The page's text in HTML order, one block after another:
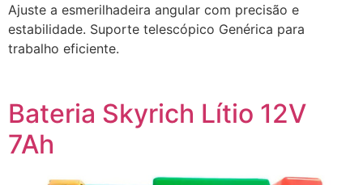
Ajuste a esmerilhadeira angular com precisão e
estabilidade. Suporte telescópico Genérica para
trabalho eficiente.
Bateria Skyrich Lítio 12V
7Ah